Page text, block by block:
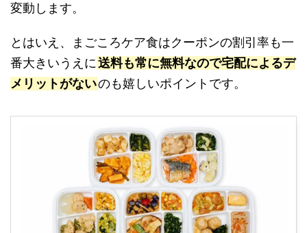
変動します。
とはいえ、まごころケア食はクーポンの割引率も一
番大きいうえに 送料も常に無料なので宅配によるデ
メリットがないのも嬉しいポイントです。